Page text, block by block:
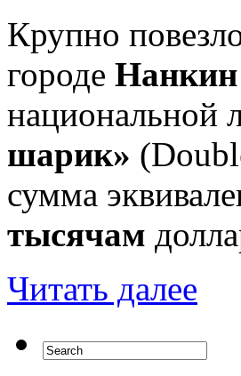
Крупно
городе Нанкин
национальной
шарик»
сумма
тысячам
Читать далее